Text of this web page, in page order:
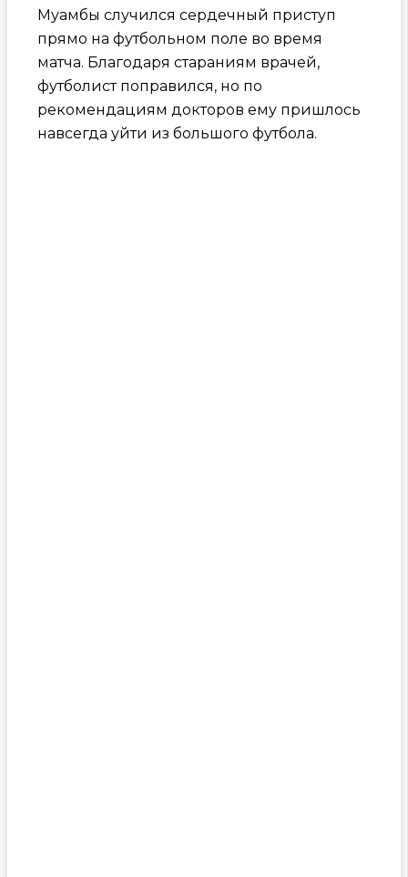
Муамбы случился сердечный приступ
прямо на футбольном поле во время
матча. Благодаря стараниям врачей,
футболист поправился, но по
рекомендациям докторов ему пришлось
навсегда уйти из большого футбола.